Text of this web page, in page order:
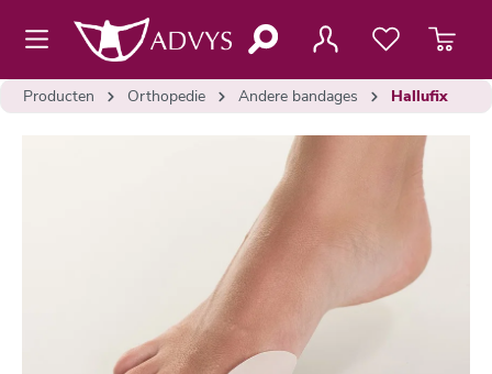
hoofdinhoud
Producten Orthopedie Andere bandages Hallufix